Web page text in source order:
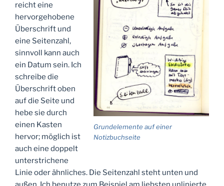
Grundelemente auf einer
Notizbuchseite
reicht eine
hervorgehobene
Überschrift und
eine Seitenzahl,
sinnvoll kann auch
ein Datum sein. Ich
schreibe die
Überschrift oben
auf die Seite und
hebe sie durch
einen Kasten
hervor; möglich ist
auch eine doppelt
unterstrichene
Linie oder ähnliches. Die Seitenzahl steht unten und